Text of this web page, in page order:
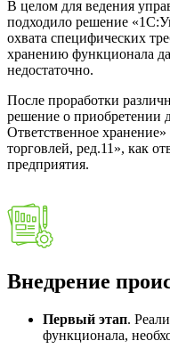
В целом для ведения
подходило решение
охвата специфических
хранению функционала
недостаточно.
После проработки
решение о приобретении
Ответственное
торговлей, ред.11», как
предприятия.
Внедрение
Первый этап.
функционала,